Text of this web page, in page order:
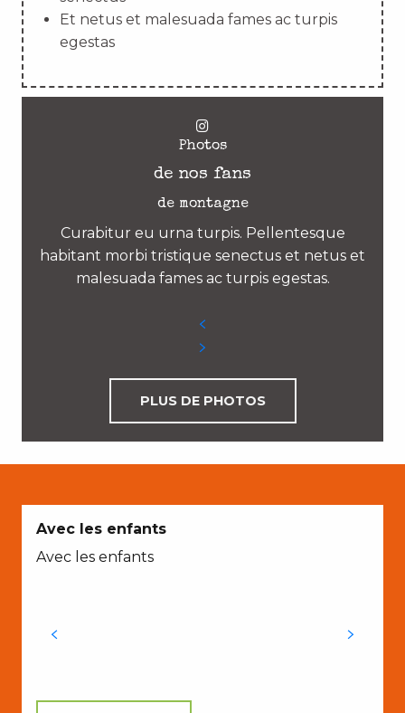
Et netus et malesuada fames ac turpis
egestas
Photos
de nos fans
de montagne
Curabitur eu urna turpis. Pellentesque
habitant morbi tristique senectus et netus et
malesuada fames ac turpis egestas.
PLUS DE PHOTOS
Avec les enfants
Avec les enfants